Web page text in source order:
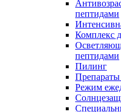
пептидами
Комплекс
пептидами
Пилинг
Режим